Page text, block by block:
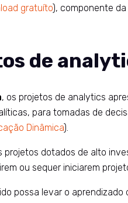
gratuíto), componente da
de
, os projetos de analytics
para tomadas de
Dinâmica).
projetos dotados de alto
ou sequer iniciarem
possa levar o aprendizado